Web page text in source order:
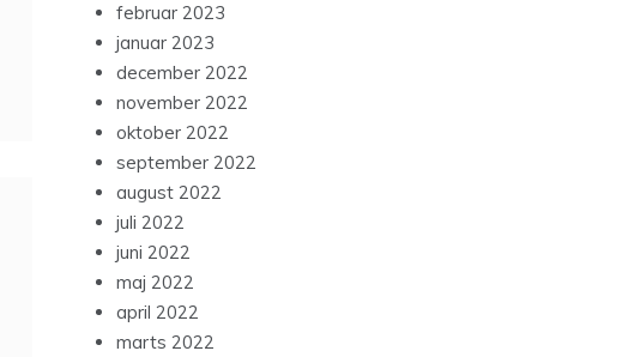
februar 2023
januar 2023
december 2022
november 2022
oktober 2022
september 2022
august 2022
juli 2022
juni 2022
maj 2022
april 2022
marts 2022